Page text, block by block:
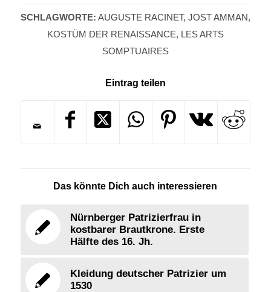
SCHLAGWORTE: AUGUSTE RACINET, JOST AMMAN,
KOSTÜM DER RENAISSANCE, LES ARTS
SOMPTUAIRES
Eintrag teilen
Das könnte Dich auch interessieren
Nürnberger Patrizierfrau in
kostbarer Brautkrone. Erste
Hälfte des 16. Jh.
Kleidung deutscher Patrizier um
1530